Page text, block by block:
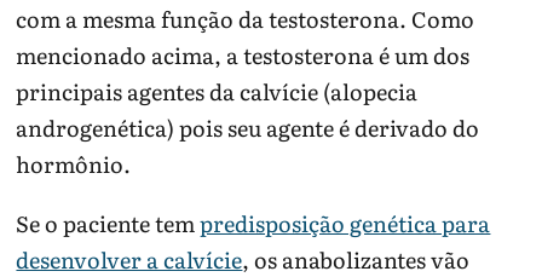
com a mesma função da testosterona. Como
mencionado acima, a testosterona é um dos
principais agentes da calvície (alopecia
androgenética) pois seu agente é derivado do
hormônio.
Se o paciente tempredisposição genética para
desenvolver a calvície, os anabolizantes vão